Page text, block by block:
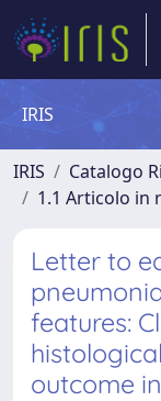
IRIS
IRIS Catalogo
1.1 Articolo in
Letter to
features:
outcome